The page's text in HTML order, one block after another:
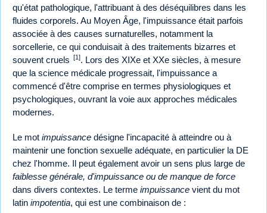
qu'état pathologique, l'attribuant à des déséquilibres dans les
fluides corporels. Au Moyen Âge, l'impuissance était parfois
associée à des causes surnaturelles, notamment la
sorcellerie, ce qui conduisait à des traitements bizarres et
souvent cruels [1]. Lors des XIXe et XXe siècles, à mesure
que la science médicale progressait, l'impuissance a
commencé d'être comprise en termes physiologiques et
psychologiques, ouvrant la voie aux approches médicales
modernes.
Le mot impuissance désigne l'incapacité à atteindre ou à
maintenir une fonction sexuelle adéquate, en particulier la DE
chez l'homme. Il peut également avoir un sens plus large de
faiblesse générale, d'impuissance ou de manque de force
dans divers contextes. Le terme impuissance vient du mot
latin impotentia, qui est une combinaison de :